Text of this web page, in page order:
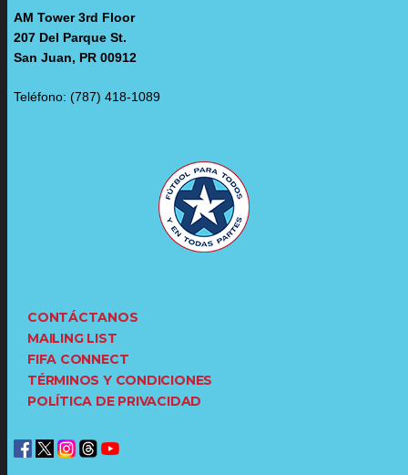
AM Tower 3rd Floor
207 Del Parque St.
San Juan, PR 00912
Teléfono: (787) 418-1089
CONTÁCTANOS
MAILING LIST
FIFA CONNECT
TÉRMINOS Y CONDICIONES
POLÍTICA DE PRIVACIDAD